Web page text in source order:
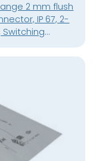
2 mm flush
IP 67, 2-
Switching